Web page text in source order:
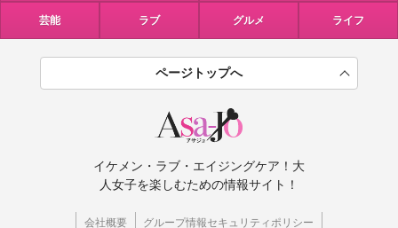
芸能 ラブ グルメ ライフ
ページトップへ
イケメン・ラブ・エイジングケア！大
人女子を楽しむための情報サイト！
会社概要 グループ情報セキュリティポリシー